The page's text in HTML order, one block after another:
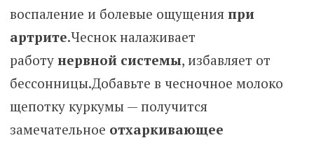
воспаление и болевые ощущения при
артрите.Чеснок налаживает
работу нервной системы, избавляет от
бессонницы.Добавьте в чесночное молоко
щепотку куркумы — получится
замечательное отхаркивающее